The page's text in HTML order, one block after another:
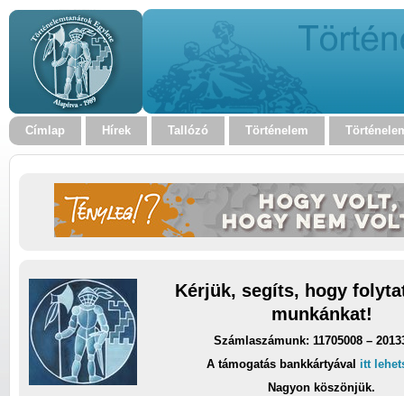
Címlap Hírek Tallózó Történelem
Kérjük, segíts, hogy
munkánkat!
Számlaszámunk: 11705008 –
A támogatás bankkártyával itt
Nagyon köszönjük.